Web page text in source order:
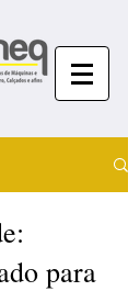
para